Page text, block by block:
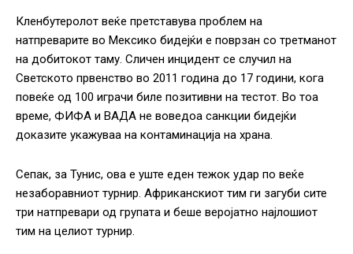
Кленбутеролот веќе претставува проблем на
натпреварите во Мексико бидејќи е поврзан со третманот
на добитокот таму. Сличен инцидент се случил на
Светското првенство во 2011 година до 17 години, кога
повеќе од 100 играчи биле позитивни на тестот. Во тоа
време, ФИФА и ВАДА не воведоа санкции бидејќи
доказите укажуваа на контаминација на храна.
Сепак, за Тунис, ова е уште еден тежок удар по веќе
незаборавниот турнир. Африканскиот тим ги загуби сите
три натпревари од групата и беше веројатно најлошиот
тим на целиот турнир.